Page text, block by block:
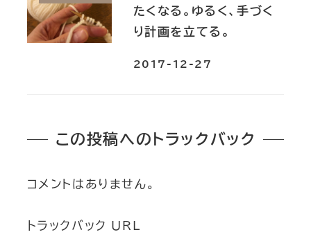
たくなる。ゆるく、手づく
り計画を立てる。
2017-12-27
この投稿へのトラックバック
コメントはありません。
トラックバック URL